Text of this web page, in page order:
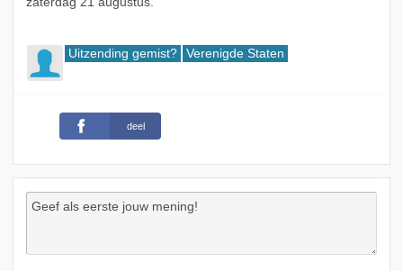
Uitzending gemist? Verenigde Staten
deel